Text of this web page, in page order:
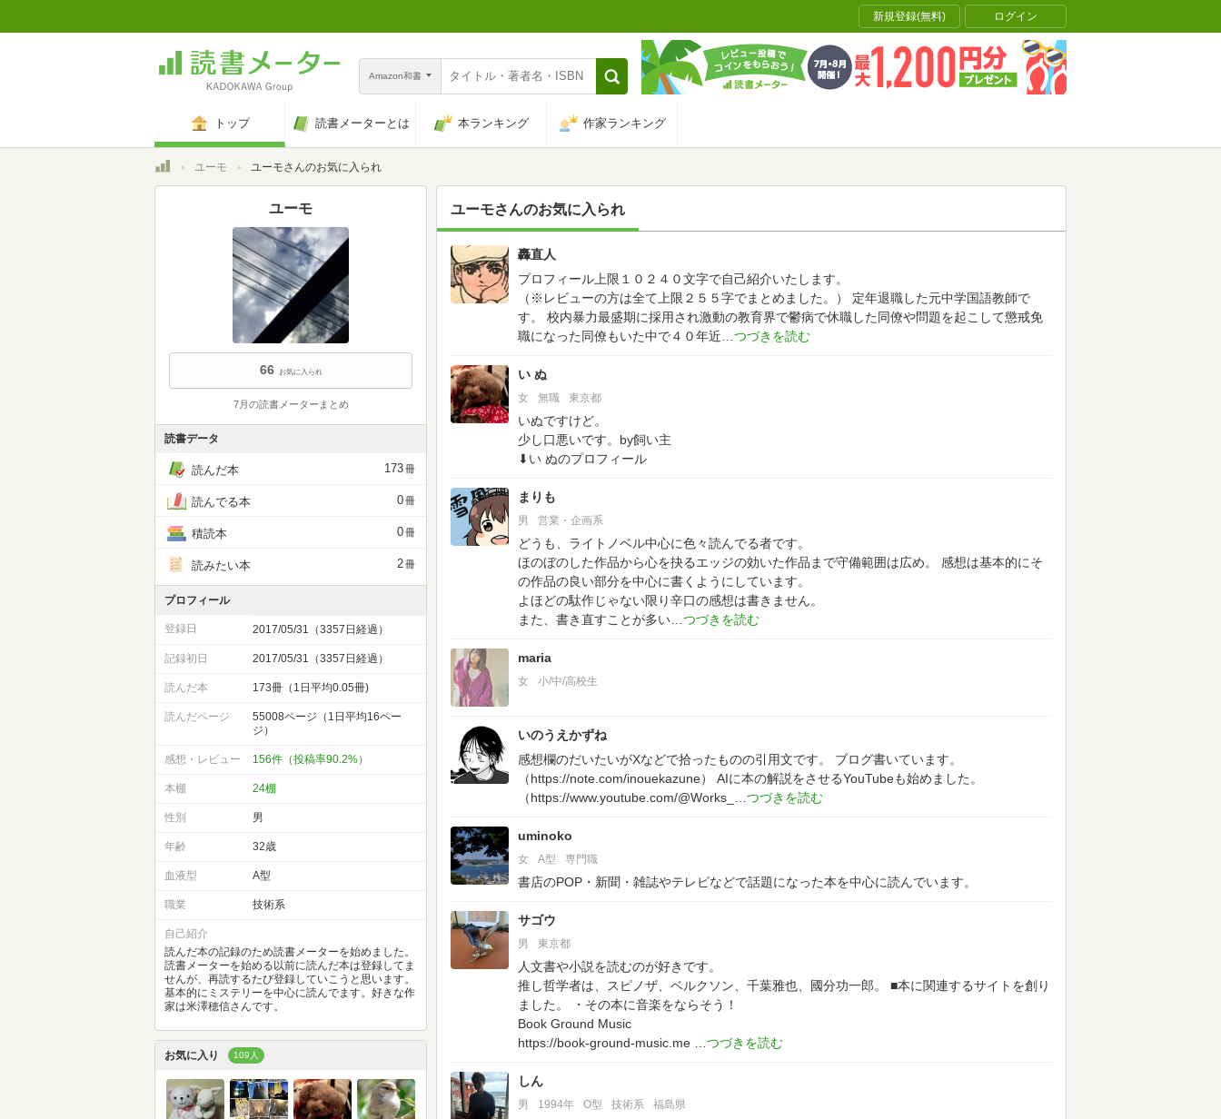
新規登録(無料) ログイン
Amazon和書
トップ 読書メーターとは 本ランキング 作家ランキング
トップユーモ ユーモさんのお気に入られ
ユーモさんのお気に入られ
轟直人
プロフィール上限１０２４０文字で自己紹介いたします。
（※レビューの方は全て上限２５５字でまとめました。）
定年退職した元中学国語教師で
す。
校内暴力最盛期に採用され激動の教育界で鬱病で休職した同僚や問題を起こして懲戒免
職になった同僚もいた中で４０年近
い ぬ
女 無職 東京都
いぬですけど。
少し口悪いです。by飼い主
⬇い ぬのプロフィール
まりも
男 営業・企画系
どうも、ライトノベル中心に色々読んでる者です。
ほのぼのした作品から心を抉るエッジの効いた作品まで守備範囲は広め。
感想は基本的にそ
の作品の良い部分を中心に書くようにしています。
よほどの駄作じゃない限り辛口の感想は書きません。
また、書き直すことが多い
maria
女 小/中/高校生
いのうえかずね
感想欄のだいたいがXなどで拾ったものの引用文です。
ブログ書いています。
（https://note.com/inouekazune）
AIに本の解説をさせるYouTubeも始めました。
（https://www.youtube.com/@Works_
uminoko
女 A型 専門職
書店のPOP・新聞・雑誌やテレビなどで話題になった本を中心に読んでいます。
サゴウ
男 東京都
人文書や小説を読むのが好きです。
推し哲学者は、スピノザ、ベルクソン、千葉雅也、國分功一郎。
■本に関連するサイトを創り
ました。
・その本に音楽をならそう！
Book Ground Music
https://book-ground-music.me
しん
男 1994年 O型 技術系 福島県
ユーモ
66 お気に入られ
7月の読書メーターまとめ
読書データ
読んだ本 173冊
読んでる本 0冊
積読本 0冊
読みたい本 2冊
プロフィール
登録日 2017/05/31（3357日経過）
記録初日 2017/05/31（3357日経過）
読んだ本 173冊（1日平均0.05冊)
読んだページ
55008ページ（1日平均16ペー
ジ）
感想・レビュー 156件（投稿率90.2%）
本棚 24棚
性別 男
年齢 32歳
血液型 A型
職業 技術系
自己紹介
読んだ本の記録のため読書メーターを始めました。
読書メーターを始める以前に読んだ本は登録してま
せんが、再読するたび登録していこうと思います。
基本的にミステリーを中心に読んでます。好きな作
家は米澤穂信さんです。
お気に入り 109人